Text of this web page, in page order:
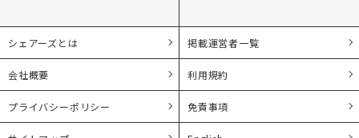
シェアーズとは 掲載運営者一覧
会社概要 利用規約
プライバシーポリシー 免責事項